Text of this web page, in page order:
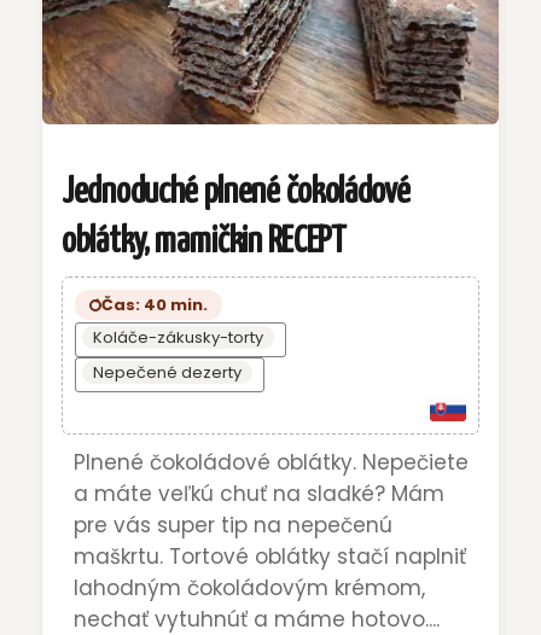
Jednoduché plnené čokoládové
oblátky, mamičkin RECEPT
Čas: 40 min.
Koláče-zákusky-torty
Nepečené dezerty
Plnené čokoládové oblátky. Nepečiete
a máte veľkú chuť na sladké? Mám
pre vás super tip na nepečenú
maškrtu. Tortové oblátky stačí naplniť
lahodným čokoládovým krémom,
nechať vytuhnúť a máme hotovo....